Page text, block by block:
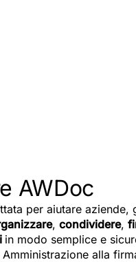
AWDoc
per aiutare aziende,
, condividere,
in modo semplice e
alla